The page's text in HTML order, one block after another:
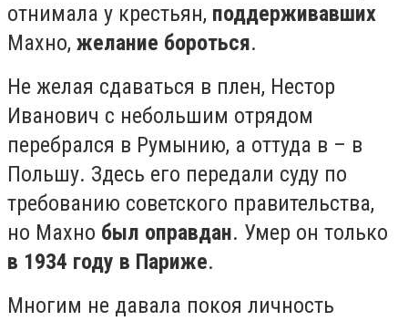
отнимала у крестьян, поддерживавших
Махно, желание бороться.⠀
Не желая сдаваться в плен, Нестор
Иванович с небольшим отрядом
перебрался в Румынию, а оттуда в – в
Польшу. Здесь его передали суду по
требованию советского правительства,
но Махно был оправдан. Умер он только
в 1934 году в Париже.⠀ ⠀
Многим не давала покоя личность